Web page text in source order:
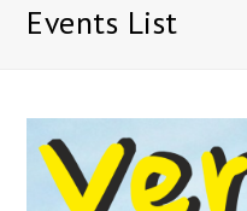
Events List